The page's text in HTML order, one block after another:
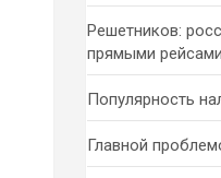
Решетников:
прямыми рейсами
Популярность
Главной